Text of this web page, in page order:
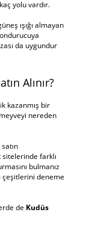
yolu vardır.
ışığı almayan
da uygundur
Alınır?
kazanmış bir
nereden
farklı
bulmanız
çeşitlerini deneme
de Kudüs